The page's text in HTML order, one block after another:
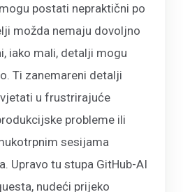
postati nepraktični po
možda nemaju dovoljno
iako mali, detalji mogu
Ti zanemareni detalji
u frustrirajuće
probleme ili
sesijama
Upravo tu stupa GitHub-AI
nudeći prijeko